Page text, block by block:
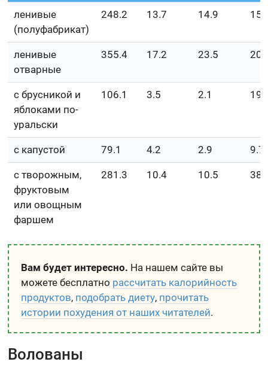
ленивые
(полуфабрикат)
248.2 13.7 14.9
ленивые
отварные
355.4 17.2 23.5 20
с брусникой и
яблоками по-
уральски
106.1 3.5 2.1
с капустой 79.1 4.2 2.9 9.7
с творожным,
фруктовым
или овощным
фаршем
281.3 10.4 10.5
Вам будет интересно. На нашем сайте вы
можете бесплатно рассчитать калорийность
продуктов, подобрать диету, прочитать
истории похудения от наших читателей.
Волованы